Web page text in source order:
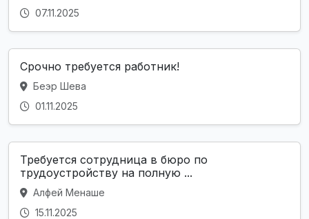
07.11.2025
Срочно требуется работник!
Беэр Шева
01.11.2025
Требуется сотрудница в бюро по
трудоустройству на полную ...
Алфей Менаше
15.11.2025